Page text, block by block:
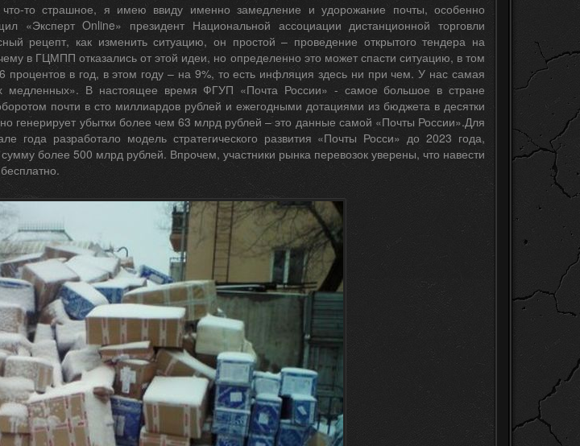
то страшное, я имею ввиду именно замедление и удорожание почты, особенно
«Эксперт Online» президент Национальной ассоциации дистанционной торговли
рецепт, как изменить ситуацию, он простой – проведение открытого тендера на
в ГЦМПП отказались от этой идеи, но определенно это может спасти ситуацию, в том
в год, в этом году – на 9%, то есть инфляция здесь ни при чем. У нас самая
медленных». В настоящее время ФГУП «Почта России» - самое большое в стране
почти в сто миллиардов рублей и ежегодными дотациями из бюджета в десятки
генерирует убытки более чем 63 млрд рублей – это данные самой «Почты России».Для
года разработало модель стратегического развития «Почты Росси» до 2023 года,
более 500 млрд рублей. Впрочем, участники рынка перевозок уверены, что навести